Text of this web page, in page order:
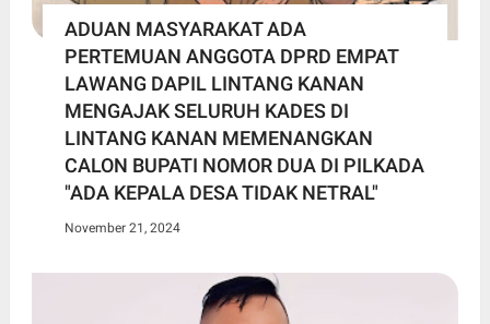
ADUAN MASYARAKAT ADA
PERTEMUAN ANGGOTA DPRD EMPAT
LAWANG DAPIL LINTANG KANAN
MENGAJAK SELURUH KADES DI
LINTANG KANAN MEMENANGKAN
CALON BUPATI NOMOR DUA DI PILKADA
"ADA KEPALA DESA TIDAK NETRAL"
November 21, 2024